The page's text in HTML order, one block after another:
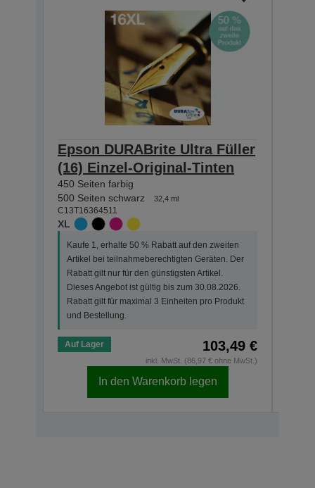
Epson DURABrite Ultra Füller
(16) Einzel-Original-Tinten
450 Seiten farbig
500 Seiten schwarz
32,4 ml
C13T16364511
XL
Kaufe 1, erhalte 50 % Rabatt auf den zweiten
Artikel bei teilnahmeberechtigten Geräten. Der
Rabatt gilt nur für den günstigsten Artikel.
Dieses Angebot ist gültig bis zum 30.08.2026.
Rabatt gilt für maximal 3 Einheiten pro Produkt
und Bestellung.
Auf Lager 103,49 €
inkl. MwSt. (86,97 € ohne MwSt.)
In den Warenkorb legen